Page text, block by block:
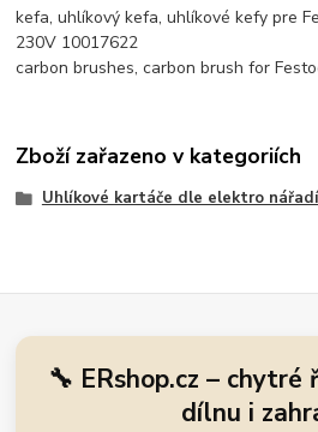
kefa, uhlíkový kefa, uhlíkové kefy pre
230V 10017622
carbon brushes, carbon brush for
Zboží zařazeno v kategoriích
Uhlíkové kartáče dle elektro nářadí
🔧 ERshop.cz – chytré
dílnu i